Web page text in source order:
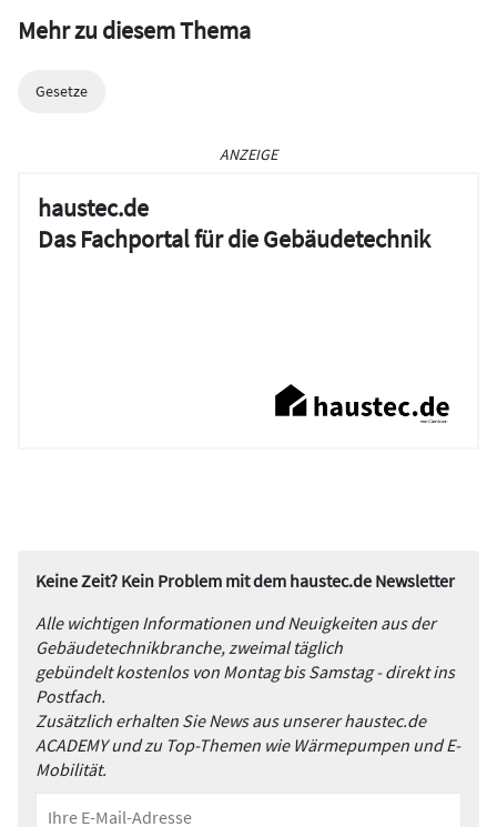
Mehr zu diesem Thema
Gesetze
ANZEIGE
haustec.de
Das Fachportal für die Gebäudetechnik
Keine Zeit? Kein Problem mit dem haustec.de Newsletter
Alle wichtigen Informationen und Neuigkeiten aus der
Gebäudetechnikbranche, zweimal täglich
gebündelt kostenlos von Montag bis Samstag - direkt ins
Postfach.
Zusätzlich erhalten Sie News aus unserer haustec.de
ACADEMY und zu Top-Themen wie Wärmepumpen und E-
Mobilität.